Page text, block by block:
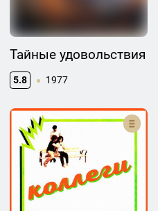
Тайные удовольствия
5.8 1977